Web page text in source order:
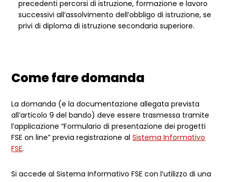
precedenti percorsi di istruzione, formazione e lavoro
successivi all’assolvimento dell’obbligo di istruzione, se
privi di diploma di istruzione secondaria superiore.
Come fare domanda
La domanda (e la documentazione allegata prevista
all’articolo 9 del bando) deve essere trasmessa tramite
l’applicazione “Formulario di presentazione dei progetti
FSE on line” previa registrazione alSistema Informativo
FSE.
Si accede al Sistema Informativo FSE con l’utilizzo di una